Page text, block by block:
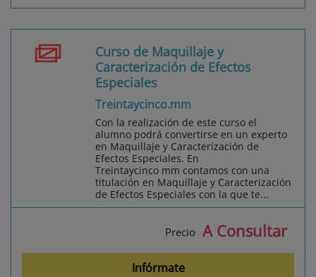
Curso de Maquillaje y
Caracterización de Efectos
Especiales
Treintaycinco.mm
Con la realización de este curso el
alumno podrá convertirse en un experto
en Maquillaje y Caracterización de
Efectos Especiales. En
Treintaycinco mm contamos con una
titulación en Maquillaje y Caracterización
de Efectos Especiales con la que te...
Precio A Consultar
Infórmate